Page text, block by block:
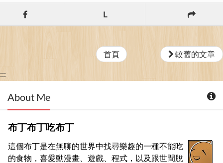
L
首頁 較舊的文章
:::
About Me
布丁布丁吃布丁
這個布丁是在無聊的世界中找尋樂趣的一種不能吃
的食物，喜愛動漫畫、遊戲、程式，以及跟世間脫